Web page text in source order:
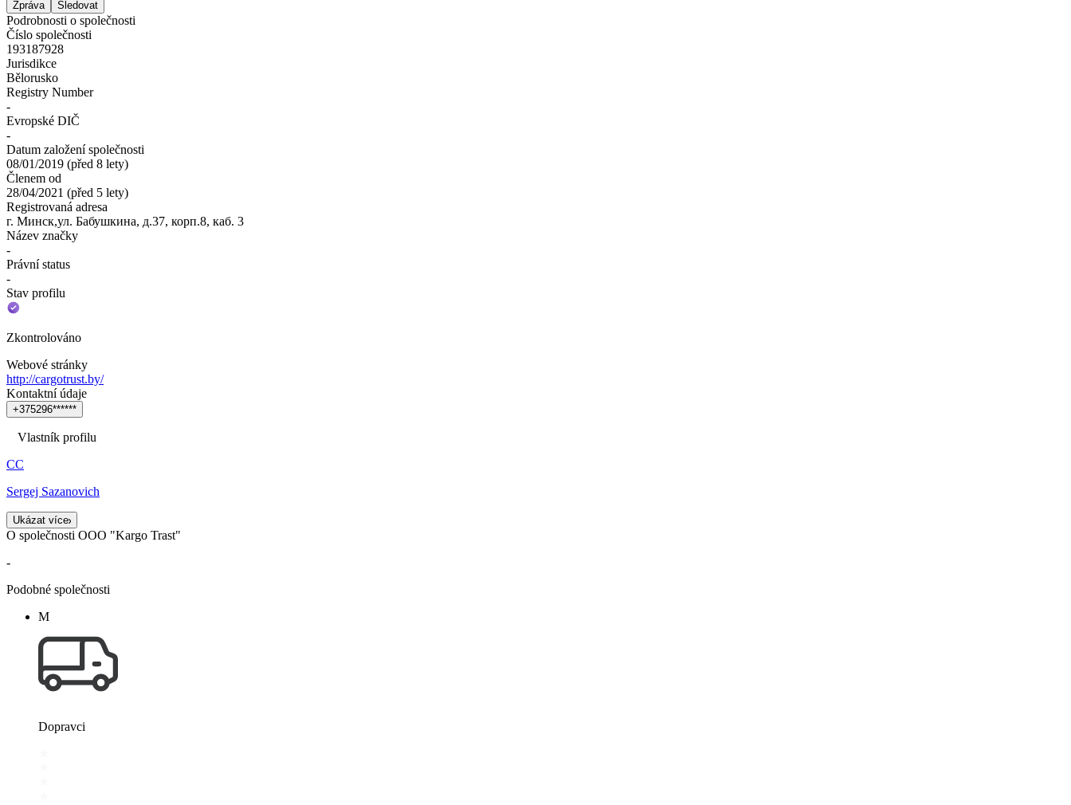
Zpráva Sledovat
Podrobnosti o společnosti
Číslo společnosti
193187928
Jurisdikce
Bělorusko
Registry Number
-
Evropské DIČ
-
Datum založení společnosti
08/01/2019 (před 8 lety)
Členem od
28/04/2021 (před 5 lety)
Registrovaná adresa
г. Минск,ул. Бабушкина, д.37, корп.8, каб. 3
Název značky
-
Právní status
-
Stav profilu
Zkontrolováno
Webové stránky
http://cargotrust.by/
Kontaktní údaje
+375296******
Vlastník profilu
СС
Sergej Sazanovich
Ukázat více
O společnosti OOO "Kargo Trast"
-
Podobné společnosti
М
Dopravci